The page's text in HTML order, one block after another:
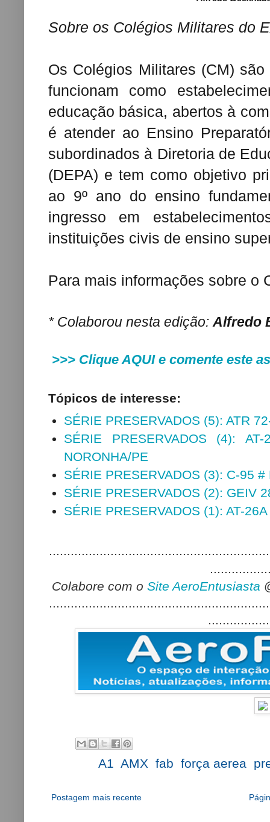
Sobre os Colégios Militares do
Os Colégios Militares (CM)
funcionam como
educação básica, abertos à
é atender ao Ensino
subordinados à Diretoria de
(DEPA) e tem como objetivo
ao 9º ano do ensino
ingresso em
instituições civis de ensino
Para mais informações sobre o
* Colaborou nesta edição:Alfredo
>>> Clique AQUI e comente este
Tópicos de interesse:
SÉRIE PRESERVADOS (5): ATR
SÉRIE PRESERVADOS (4):
NORONHA/PE
SÉRIE PRESERVADOS (3): C-95
SÉRIE PRESERVADOS (2): GEIV
SÉRIE PRESERVADOS (1): AT-
Colabore com o Site AeroEntusiasta
A1 AMX fab força aerea
Postagem mais recente